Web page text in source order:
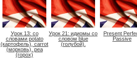
Урок 13: со
словами potato
(картофель), carrot
(морковь), pea
(горох)
Урок 21: идиомы со
словом blue
(голубой).
Present
Passive